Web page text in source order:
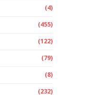
(4)
(455)
(122)
(79)
(8)
(232)